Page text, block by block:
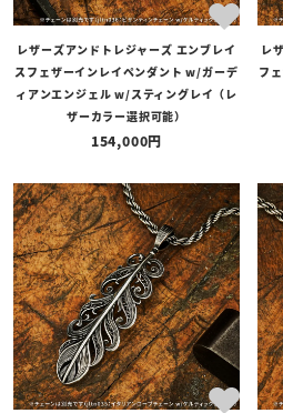
レザーズアンドトレジャーズ エンブレイ
スフェザーインレイペンダント w/ガーデ
ィアンエンジェル w/スティングレイ（レ
ザーカラー選択可能）
154,000
レ
フ